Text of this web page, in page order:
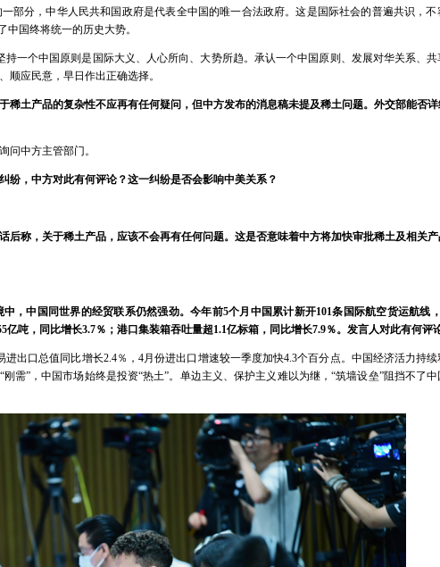
部分，中华人民共和国政府是代表全中国的唯一合法政府。这是国际社会的普遍共识，
国终将统一的历史大势。
持一个中国原则是国际大义、人心所向、大势所趋。承认一个中国原则、发展对华关系、
顺应民意，早日作出正确选择。
稀土产品的复杂性不应再有任何疑问，但中方发布的消息稿未提及稀土问题。外交部能否
问中方主管部门。
纷，中方对此有何评论？这一纠纷是否会影响中美关系？
后称，关于稀土产品，应该不会再有任何问题。这是否意味着中方将加快审批稀土及相关
，中国同世界的经贸联系仍然强劲。今年前5个月中国累计新开101条国际航空货运航线
吨，同比增长3.7％；港口集装箱吞吐量超1.1亿标箱，同比增长7.9％。发言人对此有何评
出口总值同比增长2.4％，4月份进出口增速较一季度加快4.3个百分点。中国经济活力持续
需”，中国市场始终是投资“热土”。单边主义、保护主义难以为继，“筑墙设垒”阻挡不了